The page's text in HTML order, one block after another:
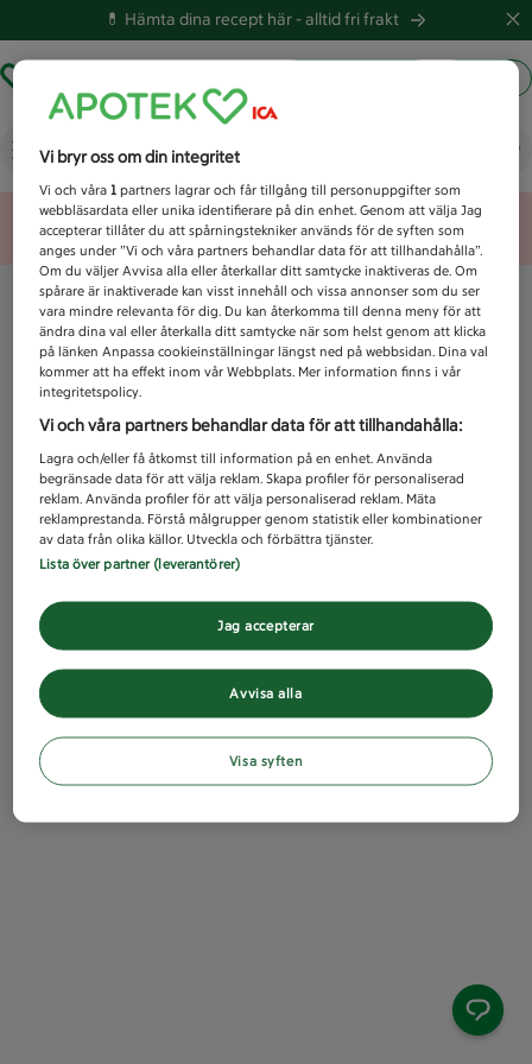
💊 Hämta dina recept här -alltid fri frakt
Vad letar du efter idag?
Unknown error
Vi bryr oss om din integritet
Vi och våra1 partners lagrar och får tillgång till personuppgifter som
webbläsardata eller unika identifierare på din enhet. Genom att välja Jag
accepterar tillåter du att spårningstekniker används för de syften som
anges under ”Vi och våra partners behandlar data för att tillhandahålla”.
Om du väljer Avvisa alla eller återkallar ditt samtycke inaktiveras de. Om
spårare är inaktiverade kan visst innehåll och vissa annonser som du ser
vara mindre relevanta för dig. Du kan återkomma till denna meny för att
ändra dina val eller återkalla ditt samtycke när som helst genom att klicka
på länken Anpassa cookieinställningar längst ned på webbsidan. Dina val
kommer att ha effekt inom vår Webbplats. Mer information finns i vår
integritetspolicy.
Vi och våra partners behandlar data för att tillhandahålla:
Lagra och/eller få åtkomst till information på en enhet. Använda
begränsade data för att välja reklam. Skapa profiler för personaliserad
reklam. Använda profiler för att välja personaliserad reklam. Mäta
reklamprestanda. Förstå målgrupper genom statistik eller kombinationer
av data från olika källor. Utveckla och förbättra tjänster.
Lista över partner (leverantörer)
Avvisa alla
Jag accepterar
Visa syften